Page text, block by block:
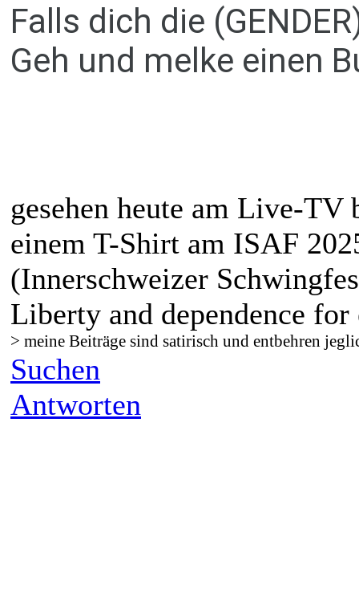
Falls dich die
Geh und melke einen
gesehen heute am Live-TV
einem T-Shirt am ISAF
(Innerschweizer
Liberty and dependence for
> meine Beiträge sind satirisch und entbehren
Suchen
Antworten